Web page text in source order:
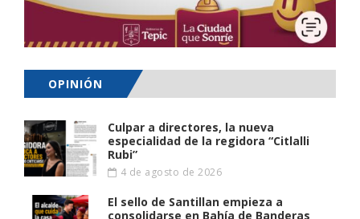
OPINIÓN
Culpar a directores, la nueva
especialidad de la regidora “Citlalli
Rubi”
4 de agosto de 2026
El sello de Santillan empieza a
consolidarse en Bahía de Banderas